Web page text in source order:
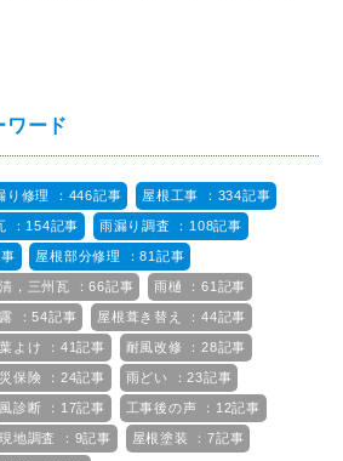
ワード
り修理 ：446記事 屋根工事 ：334記事
：154記事 雨漏り調査 ：108記事
屋根部分修理 ：81記事
，三州瓦 ：66記事 雨樋 ：61記事
：54記事 屋根葺き替え ：44記事
よけ ：41記事 耐風改修 ：28記事
保険 ：24記事 雨どい ：23記事
診断 ：17記事 工事後の声 ：12記事
現地調査 ：9記事 屋根塗装 ：7記事